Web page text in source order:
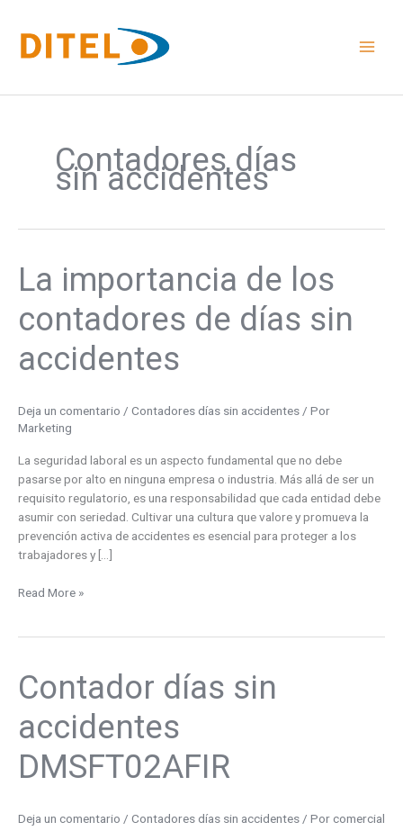
contenido
Contadores días
sin accidentes
La importancia de los
contadores de días sin
accidentes
Deja un comentario / Contadores días sin accidentes / Por
Marketing
La seguridad laboral es un aspecto fundamental que no debe
pasarse por alto en ninguna empresa o industria. Más allá de ser un
requisito regulatorio, es una responsabilidad que cada entidad debe
asumir con seriedad. Cultivar una cultura que valore y promueva la
prevención activa de accidentes es esencial para proteger a los
trabajadores y […]
La
importancia
los
contadores
de
accidentes
Read More »
Contador días sin
accidentes
DMSFT02AFIR
Deja un comentario / Contadores días sin accidentes / Porcomercial
Contador
días
accidentes
DMSFT02AFIR